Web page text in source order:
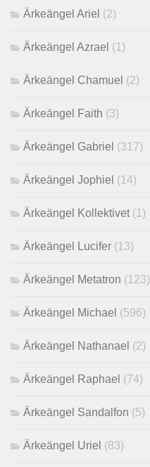
Ärkeängel Ariel (2)
Ärkeängel Azrael (1)
Ärkeängel Chamuel (2)
Ärkeängel Faith (3)
Ärkeängel Gabriel (317)
Ärkeängel Jophiel (14)
Ärkeängel Kollektivet (1)
Ärkeängel Lucifer (13)
Ärkeängel Metatron (123)
Ärkeängel Michael (596)
Ärkeängel Nathanael (2)
Ärkeängel Raphael (74)
Ärkeängel Sandalfon (5)
Ärkeängel Uriel (83)